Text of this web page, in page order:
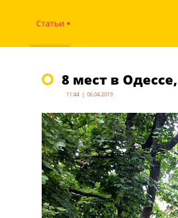
Статьи
8 мест в
11:44 | 06.04.2019